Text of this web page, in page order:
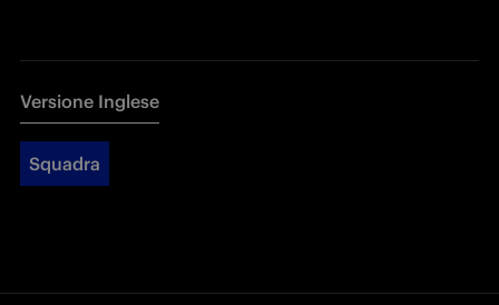
Versione Inglese
Squadra